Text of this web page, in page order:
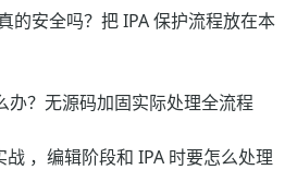
的安全吗？把 IPA 保护流程放在本
办？无源码加固实际处理全流程
，编辑阶段和 IPA 时要怎么处理